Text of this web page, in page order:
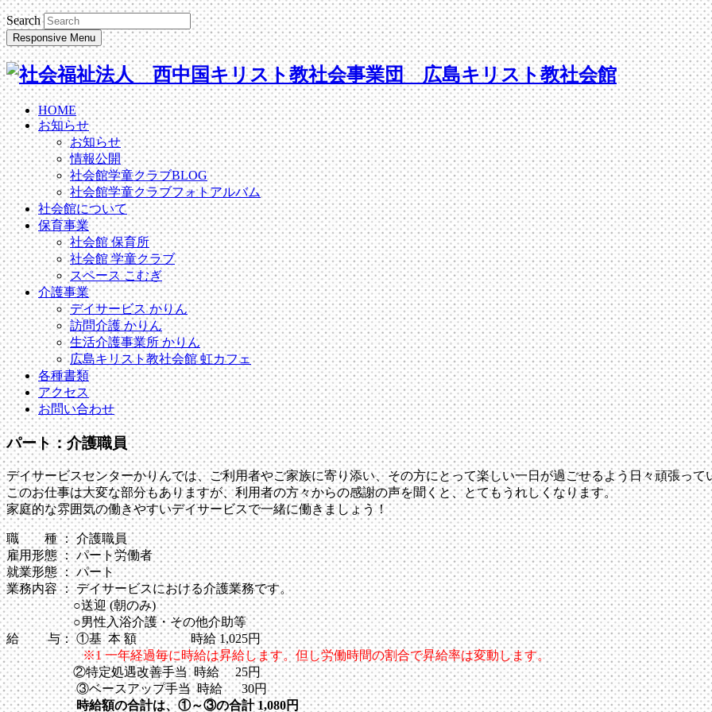
Search
Responsive Menu
HOME
お知らせ
お知らせ
情報公開
社会館学童クラブBLOG
社会館学童クラブフォトアルバム
社会館について
保育事業
社会館 保育所
社会館 学童クラブ
スペース こむぎ
介護事業
デイサービス かりん
訪問介護 かりん
生活介護事業所 かりん
広島キリスト教社会館 虹カフェ
各種書類
アクセス
お問い合わせ
パート：介護職員
デイサービスセンターかりんでは、ご利用者やご家族に寄り添い、その方にとって楽しい一日が過ごせるよう日々頑張って
このお仕事は大変な部分もありますが、利用者の方々からの感謝の声を聞くと、とてもうれしくなります。
家庭的な雰囲気の働きやすいデイサービスで一緒に働きましょう！
職 種 ： 介護職員
雇用形態 ： パート労働者
就業形態 ： パート
業務内容 ： デイサービスにおける介護業務です。
○送迎 (朝のみ)
○男性入浴介護・その他介助等
給 与： ①基 本 額 時給 1,025円
※1 一年経過毎に時給は昇給します。但し労働時間の割合で昇給率は変動します。
②特定処遇改善手当 時給 25円
③ベースアップ手当 時給 30円
時給額の合計は、①～③の合計 1,080円